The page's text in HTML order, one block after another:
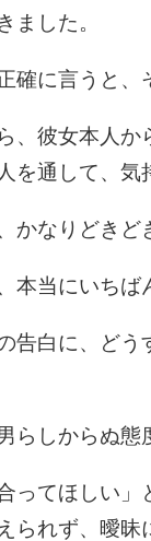
ました。
確に言うと、
、彼女本人
を通して、気
かなりどきど
本当にいちば
告白に、どう
らしからぬ態
合ってほしい
られず、曖昧